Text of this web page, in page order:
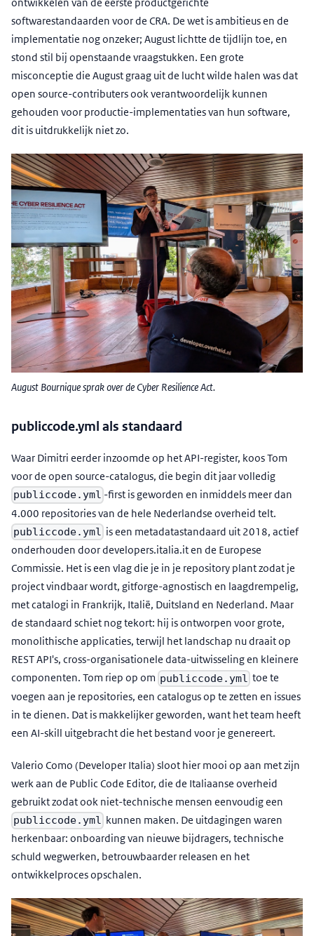
softwarestandaarden voor de CRA. De wet is ambitieus en de
implementatie nog onzeker; August lichtte de tijdlijn toe, en
stond stil bij openstaande vraagstukken. Een grote
misconceptie die August graag uit de lucht wilde halen was dat
open source-contributers ook verantwoordelijk kunnen
gehouden voor productie-implementaties van hun software,
dit is uitdrukkelijk niet zo.
August Bournique sprak over de Cyber Resilience Act.
publiccode.yml als standaard
Waar Dimitri eerder inzoomde op het API-register, koos Tom
voor de open source-catalogus, die begin dit jaar volledig
publiccode.yml -first is geworden en inmiddels meer dan
4.000 repositories van de hele Nederlandse overheid telt.
publiccode.yml is een metadatastandaard uit 2018, actief
onderhouden door developers.italia.it en de Europese
Commissie. Het is een vlag die je in je repository plant zodat je
project vindbaar wordt, gitforge-agnostisch en laagdrempelig,
met catalogi in Frankrijk, Italië, Duitsland en Nederland. Maar
de standaard schiet nog tekort: hij is ontworpen voor grote,
monolithische applicaties, terwijl het landschap nu draait op
REST API's, cross-organisationele data-uitwisseling en kleinere
componenten. Tom riep op om publiccode.yml toe te
voegen aan je repositories, een catalogus op te zetten en issues
in te dienen. Dat is makkelijker geworden, want het team heeft
een AI-skill uitgebracht die het bestand voor je genereert.
Valerio Como (Developer Italia) sloot hier mooi op aan met zijn
werk aan de Public Code Editor, die de Italiaanse overheid
gebruikt zodat ook niet-technische mensen eenvoudig een
publiccode.yml kunnen maken. De uitdagingen waren
herkenbaar: onboarding van nieuwe bijdragers, technische
schuld wegwerken, betrouwbaarder releasen en het
ontwikkelproces opschalen.